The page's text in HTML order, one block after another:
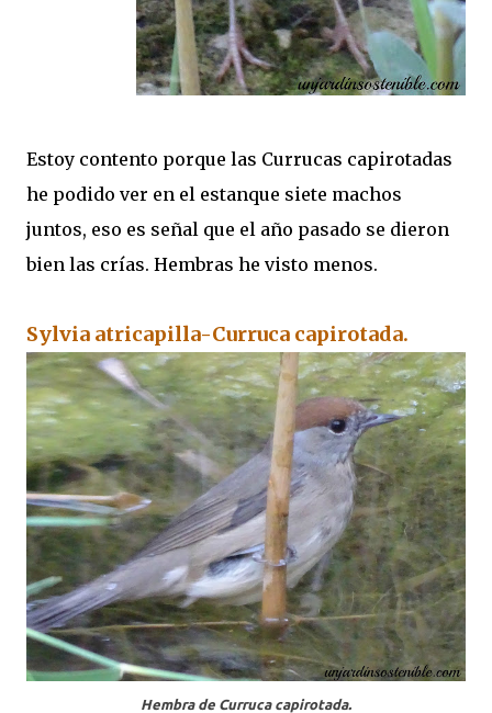
Estoy contento porque las Currucas capirotadas
he podido ver en el estanque siete machos
juntos, eso es señal que el año pasado se dieron
bien las crías. Hembras he visto menos.
Sylvia atricapilla-Curruca capirotada.
Hembra de Curruca capirotada.